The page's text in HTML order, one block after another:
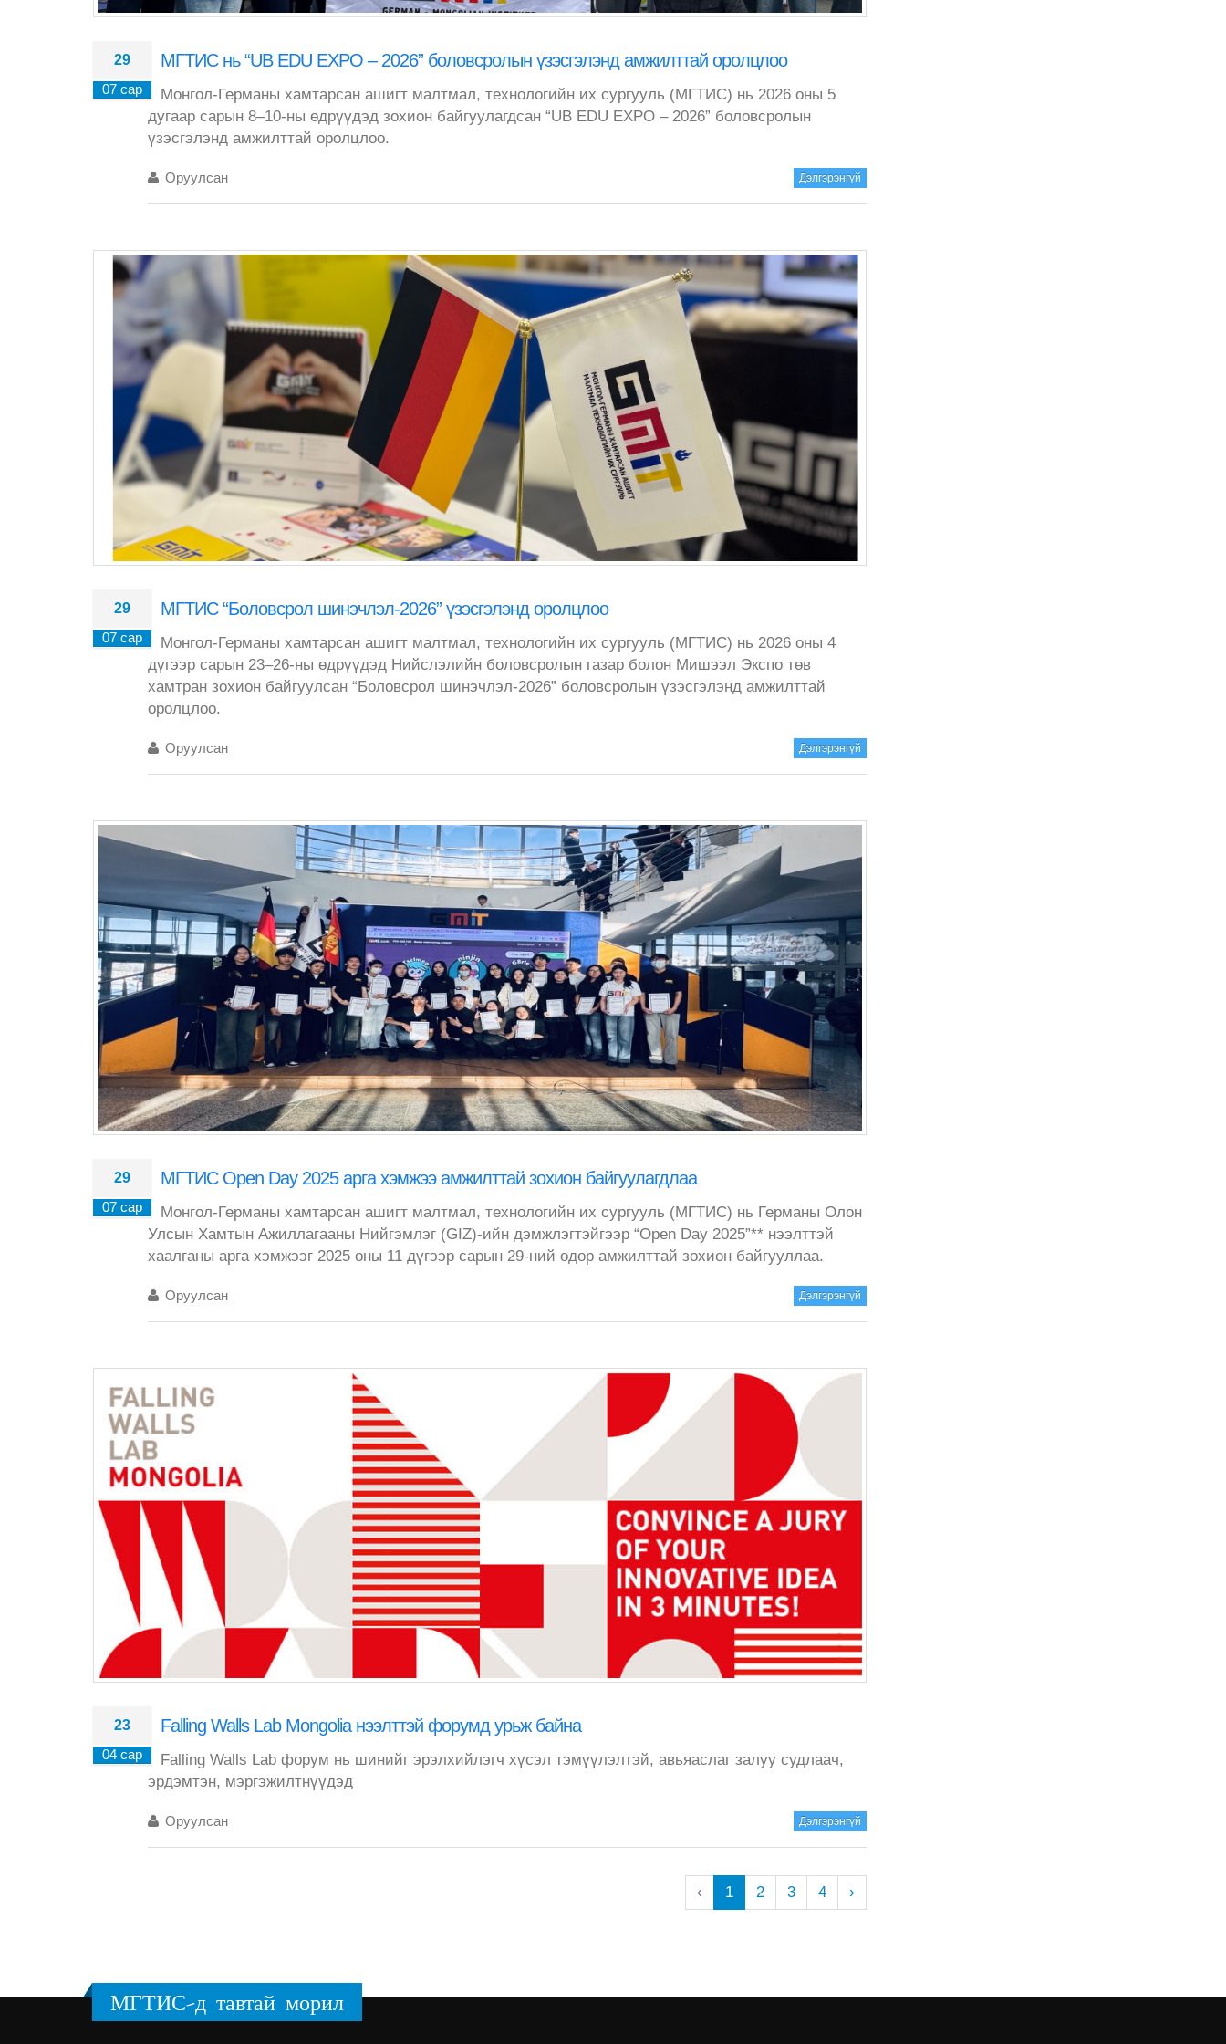
29
07 сар
МГТИС нь “UB EDU EXPO – 2026” боловсролын үзэсгэлэнд амжилттай оролцлоо
Монгол-Германы хамтарсан ашигт малтмал, технологийн их сургууль (МГТИС) нь 2026 оны 5
дугаар сарын 8–10-ны өдрүүдэд зохион байгуулагдсан “UB EDU EXPO – 2026” боловсролын
үзэсгэлэнд амжилттай оролцлоо.
Оруулсан Дэлгэрэнгүй
29
07 сар
МГТИС “Боловсрол шинэчлэл-2026” үзэсгэлэнд оролцлоо
Монгол-Германы хамтарсан ашигт малтмал, технологийн их сургууль (МГТИС) нь 2026 оны 4
дүгээр сарын 23–26-ны өдрүүдэд Нийслэлийн боловсролын газар болон Мишээл Экспо төв
хамтран зохион байгуулсан “Боловсрол шинэчлэл-2026” боловсролын үзэсгэлэнд амжилттай
оролцлоо.
Оруулсан Дэлгэрэнгүй
29
07 сар
МГТИС Open Day 2025 арга хэмжээ амжилттай зохион байгуулагдлаа
Монгол-Германы хамтарсан ашигт малтмал, технологийн их сургууль (МГТИС) нь Германы Олон
Улсын Хамтын Ажиллагааны Нийгэмлэг (GIZ)-ийн дэмжлэгтэйгээр “Open Day 2025”** нээлттэй
хаалганы арга хэмжээг 2025 оны 11 дүгээр сарын 29-ний өдөр амжилттай зохион байгууллаа.
Оруулсан Дэлгэрэнгүй
23
04 сар
Falling Walls Lab Mongolia нээлттэй форумд урьж байна
Falling Walls Lab форум нь шинийг эрэлхийлэгч хүсэл тэмүүлэлтэй, авьяаслаг залуу судлаач,
эрдэмтэн, мэргэжилтнүүдэд
Оруулсан Дэлгэрэнгүй
‹ 1 2 3 4 ›
МГТИС-д тавтай морил